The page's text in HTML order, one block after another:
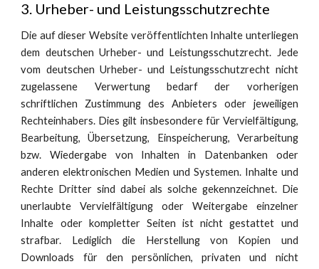
3. Urheber- und Leistungsschutzrechte
Die auf dieser Website veröffentlichten Inhalte unterliegen
dem deutschen Urheber- und Leistungsschutzrecht. Jede
vom deutschen Urheber- und Leistungsschutzrecht nicht
zugelassene Verwertung bedarf der vorherigen
schriftlichen Zustimmung des Anbieters oder jeweiligen
Rechteinhabers. Dies gilt insbesondere für Vervielfältigung,
Bearbeitung, Übersetzung, Einspeicherung, Verarbeitung
bzw. Wiedergabe von Inhalten in Datenbanken oder
anderen elektronischen Medien und Systemen. Inhalte und
Rechte Dritter sind dabei als solche gekennzeichnet. Die
unerlaubte Vervielfältigung oder Weitergabe einzelner
Inhalte oder kompletter Seiten ist nicht gestattet und
strafbar. Lediglich die Herstellung von Kopien und
Downloads für den persönlichen, privaten und nicht